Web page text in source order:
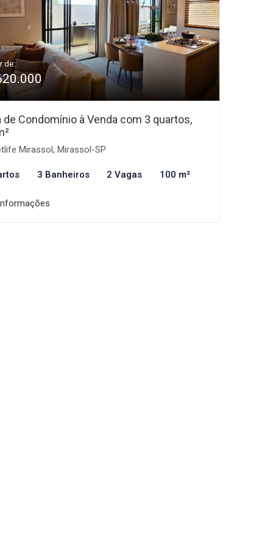
de:
de Condomínio à Venda com 3 quartos,
Mirassol, Mirassol-SP
3 Banheiros 2 Vagas 100 m²